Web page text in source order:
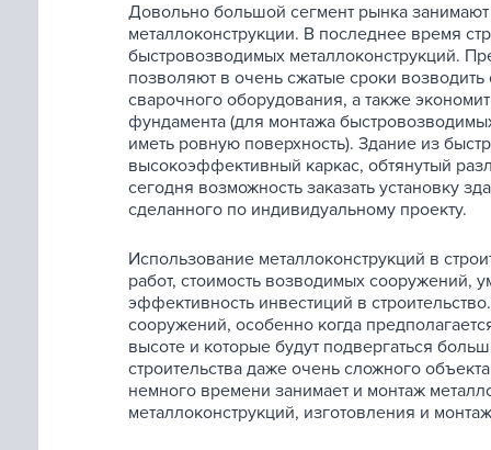
Довольно большой сегмент рынка
металлоконструкции. В последнее время
быстровозводимых металлоконструкций.
позволяют в очень сжатые сроки
сварочного оборудования, а также
фундамента (для монтажа
иметь ровную поверхность). Здание из
высокоэффективный каркас, обтянутый
сегодня возможность заказать установку
сделанного по индивидуальному проекту.
Использование металлоконструкций в
работ, стоимость возводимых сооружений,
эффективность инвестиций в
сооружений, особенно когда
высоте и которые будут подвергаться
строительства даже очень сложного
немного времени занимает и монтаж
металлоконструкций, изготовления и